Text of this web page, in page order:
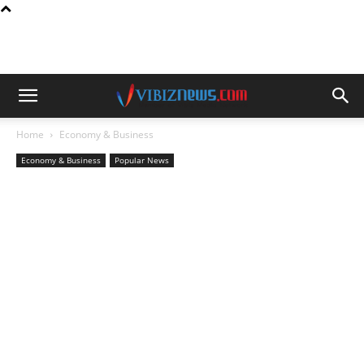
Home Economy & Business
Economy & Business Popular News